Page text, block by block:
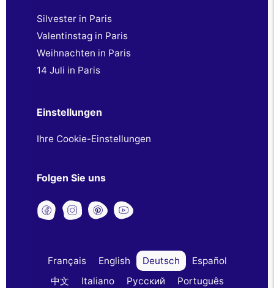
Silvester in Paris
Valentinstag in Paris
Weihnachten in Paris
14 Juli in Paris
Einstellungen
Ihre Cookie-Einstellungen
Folgen Sie uns
Français English Deutsch
Español
中文
Italiano Русский Português